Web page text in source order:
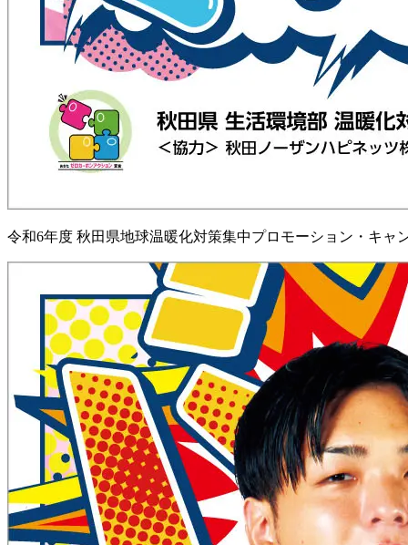
令和6年度 秋田県地球温暖化対策集中プロモーション・キャ